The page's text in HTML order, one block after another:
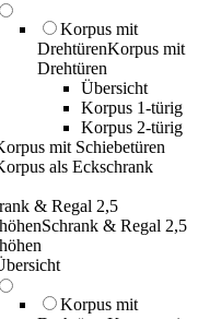
Korpus mit
DrehtürenKorpus mit
Drehtüren
Übersicht
Korpus 1-türig
Korpus 2-türig
mit Schiebetüren
als Eckschrank
& Regal 2,5
Schrank & Regal 2,5
Korpus mit